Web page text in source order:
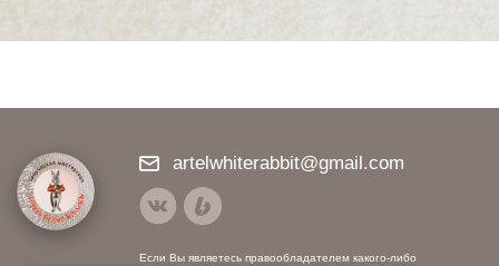
artelwhiterabbit@gmail.com
Если Вы являетесь правообладателем какого-либо